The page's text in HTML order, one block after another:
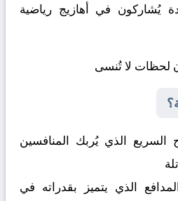
يُشاركون في أهازيج رياضية
لحظات لا تُنسى
السريع الذي يُربك المنافسين
الذي يتميز بقدراته في